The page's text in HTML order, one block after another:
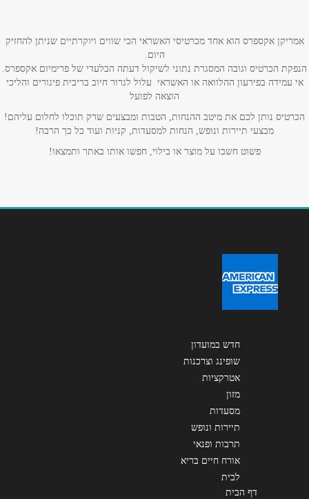
טלפון*
אימייל*
נושא *
אנא חזרו אלי בקשר ל...
אמריקן אקספרס הוא אחד מכרטיסי האשראי הכי שווים ויוקרתיים שניתן להחזיק
היום.
הנפקת הכרטיס וגובה המסגרת נתוני לשיקול דעתה הבלעדי של פרימיום אקספרס.
אי עמידה בפירעון ההלוואה או האשראי עלול לגרור חיוב בריבית פיגורים והליכי
הוצאה לפועל
הכרטיס נותן לכם את מיטב ההנחות, הטבות ומבצעים שרק תוכלו לחלום עליהם!
מבצעי תיירות ונופש, הנחות למסעדות, קניות ועוד כל כך הרבה!
פשוט חשבו על מוצר או בילוי, חפשו אותו באתר ותמצאו!
חדש במועדון
שופינג וצרכנות
אטרקציות
מזון
מסעדות
תיירות ונופש
תרבות ופנאי
אורח חיים בריא
לבית
דף הבית